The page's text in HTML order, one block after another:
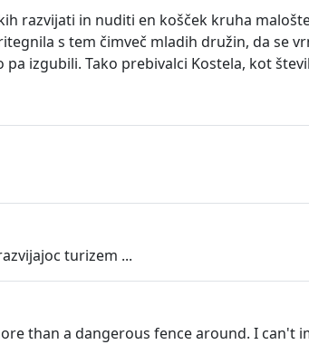
razvijati in nuditi en košček kruha
s tem čimveč mladih družin, da se
izgubili. Tako prebivalci Kostela, kot
turizem ...
than a dangerous fence around. I can't